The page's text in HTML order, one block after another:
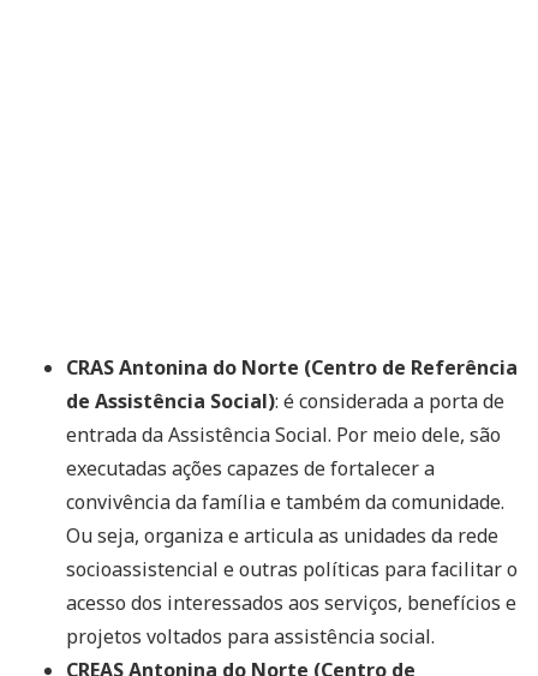
CRAS Antonina do Norte (Centro de Referência
de Assistência Social): é considerada a porta de
entrada da Assistência Social. Por meio dele, são
executadas ações capazes de fortalecer a
convivência da família e também da comunidade.
Ou seja, organiza e articula as unidades da rede
socioassistencial e outras políticas para facilitar o
acesso dos interessados aos serviços, benefícios e
projetos voltados para assistência social.
CREAS Antonina do Norte (Centro de